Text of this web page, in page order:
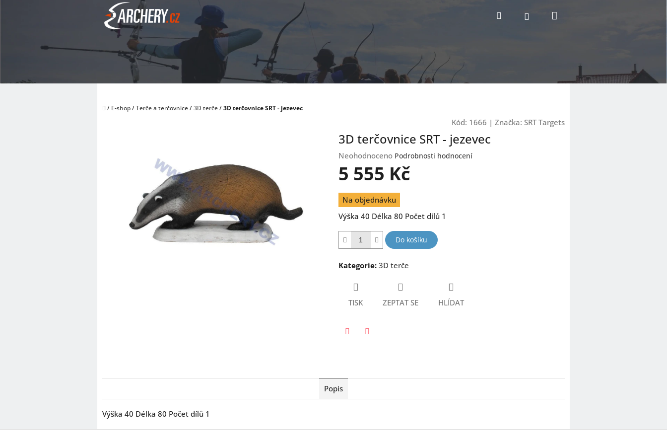
Hledat Přihlášení
Domů
/ E-shop/Terče a terčovnice/3D terče/3D terčovnice SRT - jezevec
Kód: 1666 | Značka: SRT Targets
3D terčovnice SRT - jezevec
Průměrné
hodnocení
produktu
0,0
z
5
Neohodnoceno Podrobnosti hodnocení
5 555 Kč
Měrná
cena:
Na objednávku
Výška 40 Délka 80 Počet dílů 1
Do košíku
Kategorie: 3D terče
TISK ZEPTAT SE HLÍDAT
Popis
Výška 40 Délka 80 Počet dílů 1